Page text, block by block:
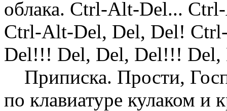
облака. Ctrl-Alt-Del...
Ctrl-Alt-Del, Del, Del!
Del!!! Del, Del, Del!!! Del,
Приписка. Прости,
по клавиатуре кулаком и